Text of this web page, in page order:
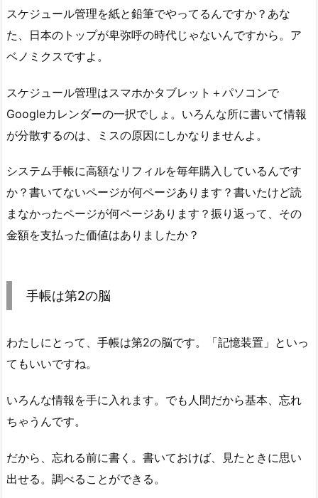
スケジュール管理を紙と鉛筆でやってるんですか？あな
た、日本のトップが卑弥呼の時代じゃないんですから。ア
ベノミクスですよ。
スケジュール管理はスマホかタブレット＋パソコンで
Googleカレンダーの一択でしょ。いろんな所に書いて情報
が分散するのは、ミスの原因にしかなりませんよ。
システム手帳に高額なリフィルを毎年購入しているんです
か？書いてないページが何ページあります？書いたけど読
まなかったページが何ページあります？振り返って、その
金額を支払った価値はありましたか？
手帳は第2の脳
わたしにとって、手帳は第2の脳です。「記憶装置」といっ
てもいいですね。
いろんな情報を手に入れます。でも人間だから基本、忘れ
ちゃうんです。
だから、忘れる前に書く。書いておけば、見たときに思い
出せる。調べることができる。